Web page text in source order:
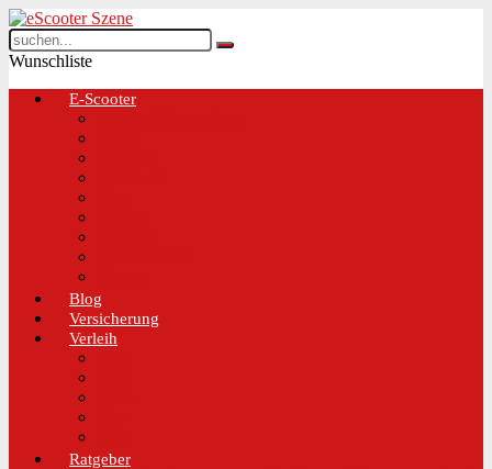
Wunschliste
E-Scooter
Blog
Versicherung
Verleih
Ratgeber